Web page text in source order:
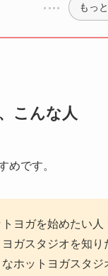
もっ
こんな人
めです。
ヨガを始めたい人
ガスタジオを知り
ホットヨガスタジ